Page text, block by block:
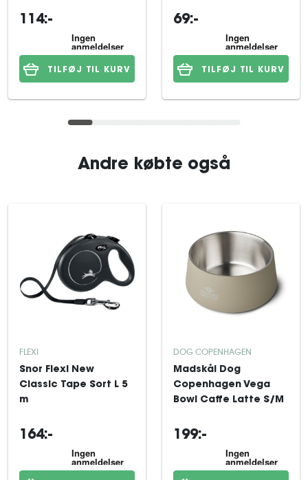
114:-
TILFØJ TIL KURV
69:-
TILFØJ TIL KURV
Andre købte også
FLEXI
Snor Flexi New
Classic Tape Sort L 5
m
164:-
DOG COPENHAGEN
Madskål Dog
Copenhagen Vega
Bowl Caffe Latte S/M
199:-